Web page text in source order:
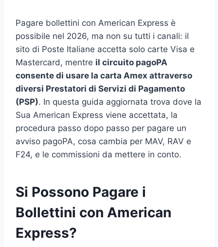
Pagare bollettini con American Express è
possibile nel 2026, ma non su tutti i canali: il
sito di Poste Italiane accetta solo carte Visa e
Mastercard, mentre il circuito pagoPA
consente di usare la carta Amex attraverso
diversi Prestatori di Servizi di Pagamento
(PSP). In questa guida aggiornata trova dove la
Sua American Express viene accettata, la
procedura passo dopo passo per pagare un
avviso pagoPA, cosa cambia per MAV, RAV e
F24, e le commissioni da mettere in conto.
Si Possono Pagare i
Bollettini con American
Express?